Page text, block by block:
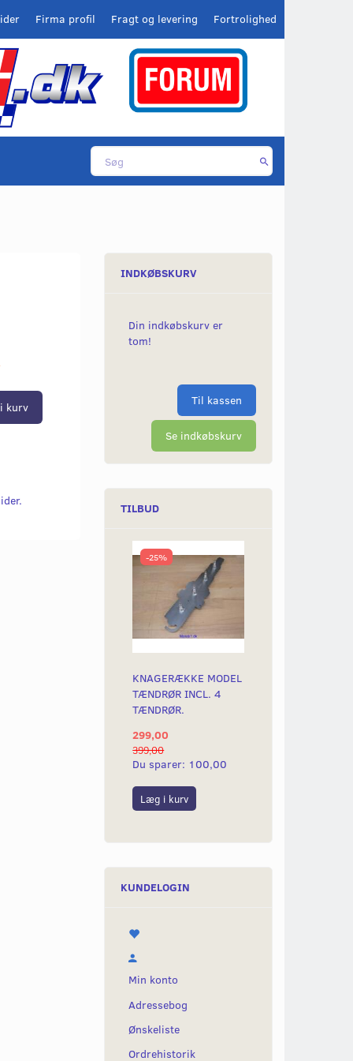
Fortrolighed
Fragt og levering
Firma profil
kurv
INDKØBSKURV
Din indkøbskurv er
tom!
Til kassen
Se indkøbskurv
TILBUD
-25%
KNAGERÆKKE MODEL
TÆNDRØR INCL. 4
TÆNDRØR.
299,00
399,00
Du sparer: 100,00
Læg i kurv
KUNDELOGIN
Min konto
Adressebog
Ønskeliste
Ordrehistorik